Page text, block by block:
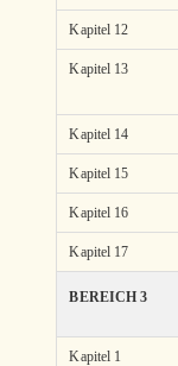
Kapitel 12
Kapitel 13
Kapitel 14
Kapitel 15
Kapitel 16
Kapitel 17
BEREICH 3
Kapitel 1